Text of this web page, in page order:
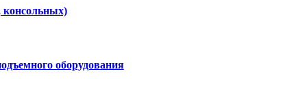
консольных)
оборудования